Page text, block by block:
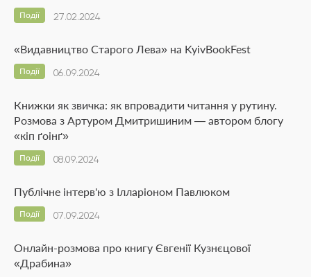
27.02.2024
Події
«Видавництво Старого Лева» на KyivBookFest
06.09.2024
Події
Книжки як звичка: як впровадити читання у рутину.
Розмова з Артуром Дмитришиним — автором блогу
«кіп ґоінґ»
08.09.2024
Події
Публічне інтерв'ю з Ілларіоном Павлюком
07.09.2024
Події
Онлайн-розмова про книгу Євгенії Кузнєцової
«Драбина»